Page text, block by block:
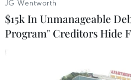
Trung Quốc chủ trương tiếp
tệ thận trọng "không quá
lỏng lẻo" trong khi duy trì
thị trường tài chính ở mức
JG Wentworth
$15k In Unmanageable
Program" Creditors Hide